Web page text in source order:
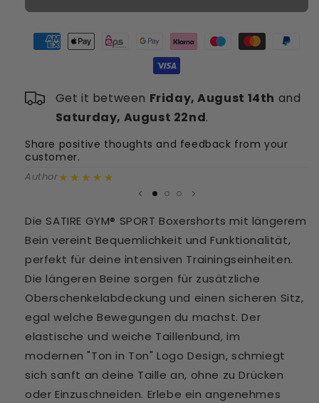
SPORT
(2
-
längerem
Bein
Schwarz
SPORT
(2
längerem
Bein
Schwarz
Get it between Friday, August 14th and
Saturday, August 22nd.
Share positive thoughts and feedback from your
customer.
Author★★★★★
Die SATIRE GYM® SPORT Boxershorts mit längerem
Bein vereint Bequemlichkeit und Funktionalität,
perfekt für deine intensiven Trainingseinheiten.
Die längeren Beine sorgen für zusätzliche
Oberschenkelabdeckung und einen sicheren Sitz,
egal welche Bewegungen du machst. Der
elastische und weiche Taillenbund, im
modernen "Ton in Ton" Logo Design, schmiegt
sich sanft an deine Taille an, ohne zu Drücken
oder Einzuschneiden. Erlebe ein angenehmes